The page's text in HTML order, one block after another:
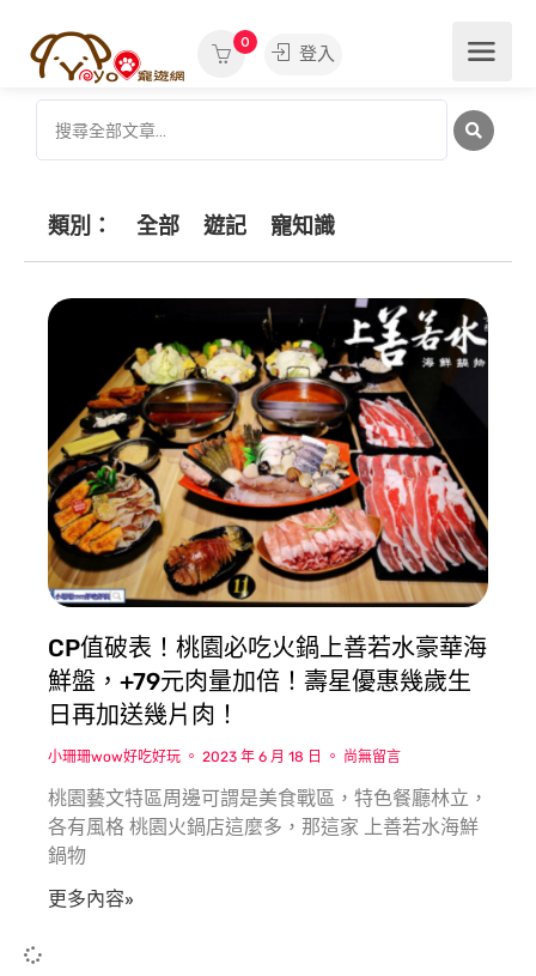
0
登入
類別： 全部 遊記 寵知識
CP值破表！桃園必吃火鍋上善若水豪華海
鮮盤，+79元肉量加倍！壽星優惠幾歲生
日再加送幾片肉！
小珊珊wow好吃好玩 2023 年 6 月 18 日 尚無留言
桃園藝文特區周邊可謂是美食戰區，特色餐廳林立，
各有風格 桃園火鍋店這麼多，那這家 上善若水海鮮
鍋物
更多內容»